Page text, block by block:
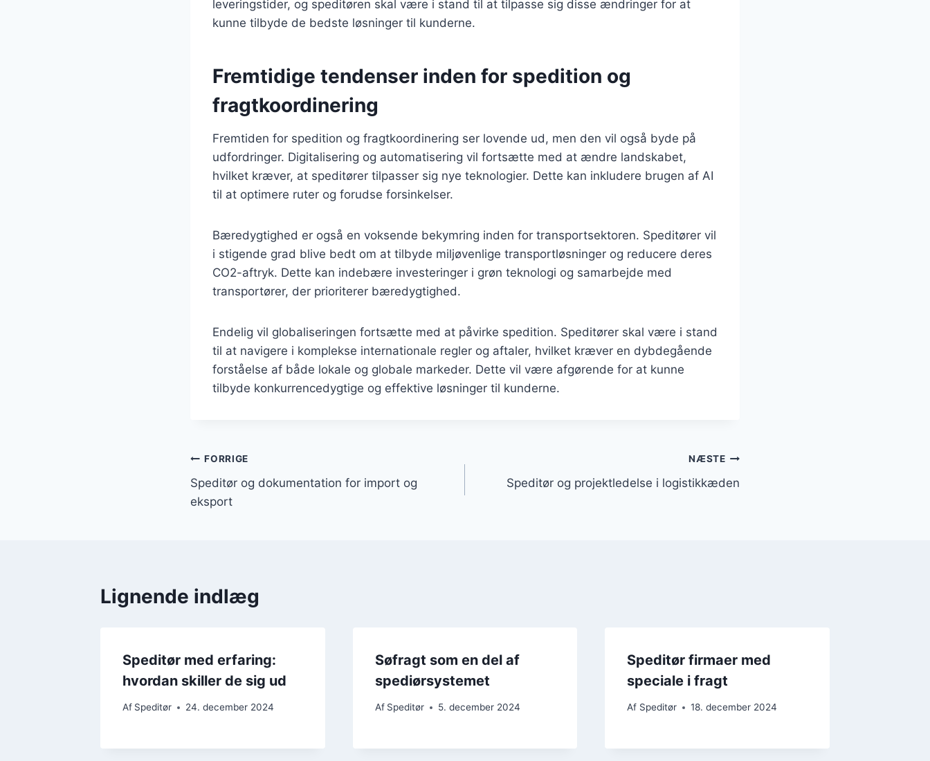
leveringstider, og speditøren skal være i stand til at tilpasse sig disse ændringer for at
kunne tilbyde de bedste løsninger til kunderne.
Fremtidige tendenser inden for spedition og
fragtkoordinering
Fremtiden for spedition og fragtkoordinering ser lovende ud, men den vil også byde på
udfordringer. Digitalisering og automatisering vil fortsætte med at ændre landskabet,
hvilket kræver, at speditører tilpasser sig nye teknologier. Dette kan inkludere brugen af AI
til at optimere ruter og forudse forsinkelser.
Bæredygtighed er også en voksende bekymring inden for transportsektoren. Speditører vil
i stigende grad blive bedt om at tilbyde miljøvenlige transportløsninger og reducere deres
CO2-aftryk. Dette kan indebære investeringer i grøn teknologi og samarbejde med
transportører, der prioriterer bæredygtighed.
Endelig vil globaliseringen fortsætte med at påvirke spedition. Speditører skal være i stand
til at navigere i komplekse internationale regler og aftaler, hvilket kræver en dybdegående
forståelse af både lokale og globale markeder. Dette vil være afgørende for at kunne
tilbyde konkurrencedygtige og effektive løsninger til kunderne.
Indlægsnavigation
FORRIGE
Speditør og dokumentation for import og
eksport
NÆSTE
Speditør og projektledelse i logistikkæden
Lignende indlæg
Speditør med erfaring:
hvordan skiller de sig ud
Af Speditør 24. december 2024
Søfragt som en del af
spediørsystemet
Af Speditør 5. december 2024
Speditør firmaer med
speciale i fragt
Af Speditør 18. december 2024